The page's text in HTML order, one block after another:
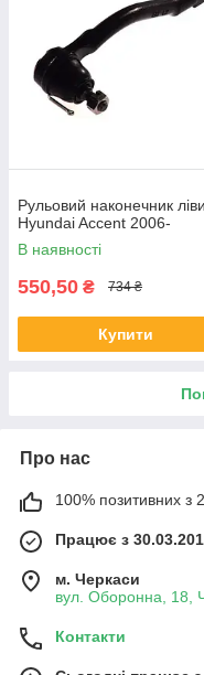
Рульовий наконечник
Hyundai Accent 2006-
В наявності
550,50 ₴ 734 ₴
Купити
Про нас
100% позитивних з
Працює з
м. Черкаси
вул. Оборонна, 18,
Контакти